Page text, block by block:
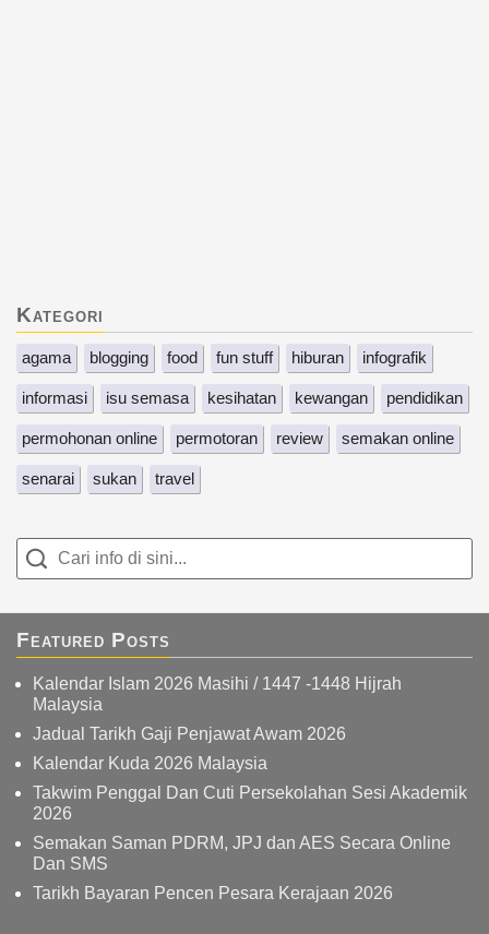
Kategori
agama blogging food fun stuff hiburan infografik
informasi isu semasa kesihatan kewangan pendidikan
permohonan online permotoran review semakan online
senarai sukan travel
Featured Posts
Kalendar Islam 2026 Masihi / 1447 -1448 Hijrah
Malaysia
Jadual Tarikh Gaji Penjawat Awam 2026
Kalendar Kuda 2026 Malaysia
Takwim Penggal Dan Cuti Persekolahan Sesi Akademik
2026
Semakan Saman PDRM, JPJ dan AES Secara Online
Dan SMS
Tarikh Bayaran Pencen Pesara Kerajaan 2026